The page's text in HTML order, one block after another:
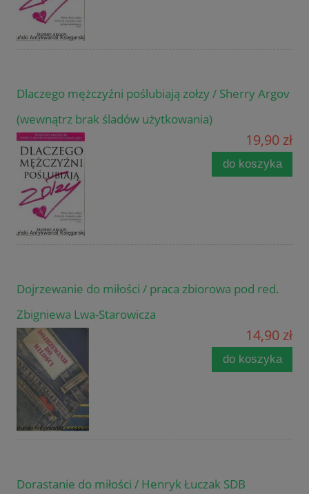
Dlaczego mężczyźni poślubiają zołzy / Sherry Argov
(wewnątrz brak śladów użytkowania)
19,90 zł
do koszyka
Dojrzewanie do miłości / praca zbiorowa pod red.
Zbigniewa Lwa-Starowicza
14,90 zł
do koszyka
Dorastanie do miłości / Henryk Łuczak SDB